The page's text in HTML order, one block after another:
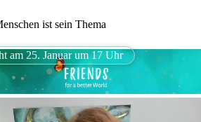
ist sein Thema
am 25. Januar um 17 Uhr